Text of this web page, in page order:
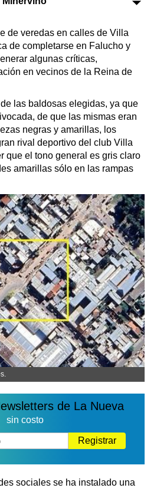
Farmacias
Transportes
Loterías
Datos Útiles
Edictos
Teléfonos de urgencia
de veredas en calles de Villa
de completarse en Falucho y
algunas críticas,
en vecinos de la Reina de
las baldosas elegidas, ya que
de que las mismas eran
negras y amarillas, los
rival deportivo del club Villa
que el tono general es gris claro
amarillas sólo en las rampas
de La Nueva
sin costo
Registrar
sociales se ha instalado una